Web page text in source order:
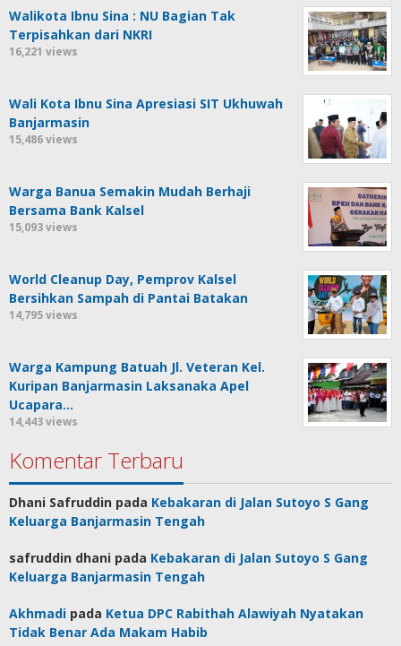
Walikota Ibnu Sina : NU Bagian Tak
Terpisahkan dari NKRI
16,221 views
Wali Kota Ibnu Sina Apresiasi SIT Ukhuwah
Banjarmasin
15,486 views
Warga Banua Semakin Mudah Berhaji
Bersama Bank Kalsel
15,093 views
World Cleanup Day, Pemprov Kalsel
Bersihkan Sampah di Pantai Batakan
14,795 views
Warga Kampung Batuah Jl. Veteran Kel.
Kuripan Banjarmasin Laksanaka Apel
Ucapara…
14,443 views
Komentar Terbaru
Dhani Safruddin pada Kebakaran di Jalan Sutoyo S Gang
Keluarga Banjarmasin Tengah
safruddin dhani pada Kebakaran di Jalan Sutoyo S Gang
Keluarga Banjarmasin Tengah
Akhmadi pada Ketua DPC Rabithah Alawiyah Nyatakan
Tidak Benar Ada Makam Habib